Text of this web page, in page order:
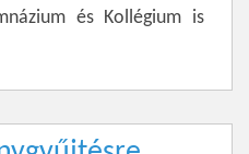
és Kollégium is